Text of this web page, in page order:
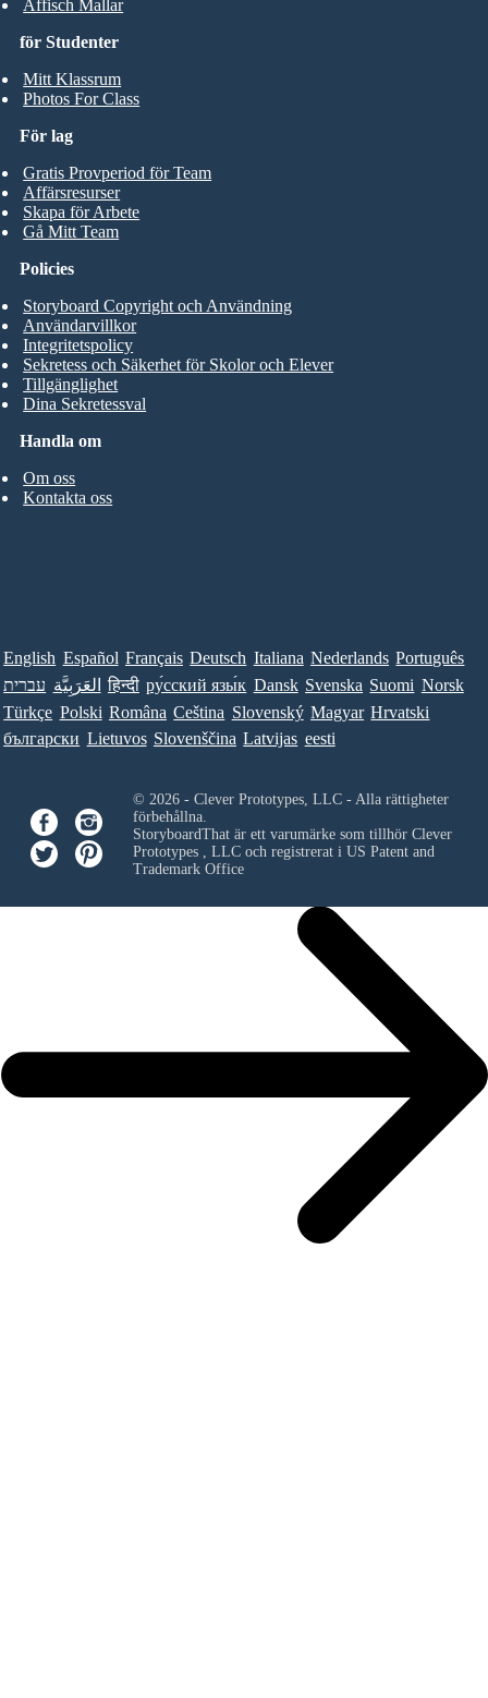
för Studenter
Mitt Klassrum
Photos For Class
Affisch Mallar
För lag
Gratis Provperiod för Team
Affärsresurser
Skapa för Arbete
Gå Mitt Team
Handla om
Om oss
Kontakta oss
Policies
Storyboard Copyright och Användning
Användarvillkor
Integritetspolicy
Sekretess och Säkerhet för Skolor och Elever
Tillgänglighet
Dina Sekretessval
English Español Français Deutsch Italiana Nederlands Português
עברית العَرَبِيَّة हिन्दी ру́сский язы́к Dansk Svenska Suomi Norsk
Türkçe Polski Româna Ceština Slovenský Magyar Hrvatski
български Lietuvos Slovenščina Latvijas eesti
© 2026 - Clever Prototypes, LLC - Alla rättigheter
förbehållna.
StoryboardThat är ett varumärke som tillhör Clever
Prototypes , LLCoch registrerat i US Patent and
Trademark Office